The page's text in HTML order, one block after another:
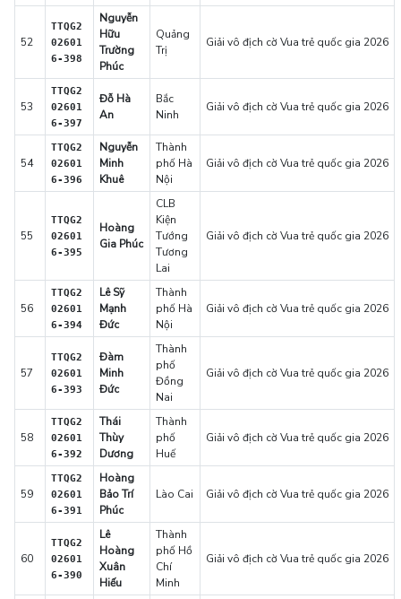
52
TTQG2
02601
6-398
Nguyễn
Hữu
Trường
Phúc
Quảng
Trị
Giải vô địch cờ Vua trẻ quốc gia 2026
53
TTQG2
02601
6-397
Đỗ Hà
An
Bắc
Ninh
Giải vô địch cờ Vua trẻ quốc gia 2026
54
TTQG2
02601
6-396
Nguyễn
Minh
Khuê
Thành
phố Hà
Nội
Giải vô địch cờ Vua trẻ quốc gia 2026
55
TTQG2
02601
6-395
Hoàng
Gia Phúc
CLB
Kiện
Tướng
Tương
Lai
Giải vô địch cờ Vua trẻ quốc gia 2026
56
TTQG2
02601
6-394
Lê Sỹ
Mạnh
Đức
Thành
phố Hà
Nội
Giải vô địch cờ Vua trẻ quốc gia 2026
57
TTQG2
02601
6-393
Đàm
Minh
Đức
Thành
phố
Đồng
Nai
Giải vô địch cờ Vua trẻ quốc gia 2026
58
TTQG2
02601
6-392
Thái
Thùy
Dương
Thành
phố
Huế
Giải vô địch cờ Vua trẻ quốc gia 2026
59
TTQG2
02601
6-391
Hoàng
Bảo Trí
Phúc
Lào Cai Giải vô địch cờ Vua trẻ quốc gia 2026
60
TTQG2
02601
6-390
Lê
Hoàng
Xuân
Hiếu
Thành
phố Hồ
Chí
Minh
Giải vô địch cờ Vua trẻ quốc gia 2026